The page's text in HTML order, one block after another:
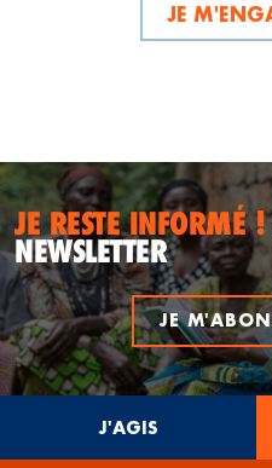
JE
JE RESTE INFORMÉ !
NEWSLETTER
JE
J'AGIS